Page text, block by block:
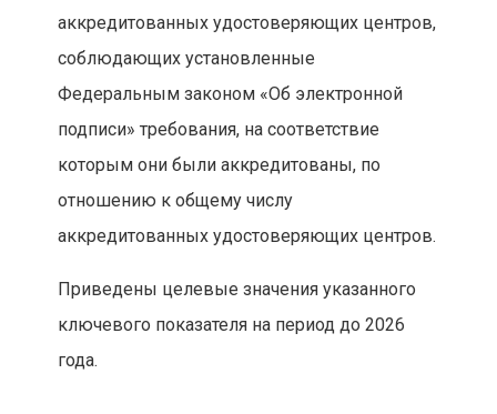
аккредитованных удостоверяющих центров,
соблюдающих установленные
Федеральным законом «Об электронной
подписи» требования, на соответствие
которым они были аккредитованы, по
отношению к общему числу
аккредитованных удостоверяющих центров.
Приведены целевые значения указанного
ключевого показателя на период до 2026
года.